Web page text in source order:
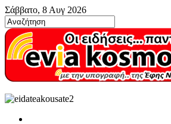
Σάββατο, 8 Αυγ 2026